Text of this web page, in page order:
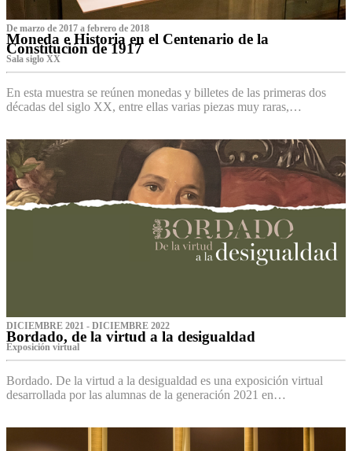
De marzo de 2017 a febrero de 2018
Moneda e Historia en el Centenario de la
Constitución de 1917
Sala siglo XX
En esta muestra se reúnen monedas y billetes de las primeras dos
décadas del siglo XX, entre ellas varias piezas muy raras,…
DICIEMBRE 2021 - DICIEMBRE 2022
Bordado, de la virtud a la desigualdad
Exposición virtual‌
Bordado. De la virtud a la desigualdad es una exposición virtual
desarrollada por las alumnas de la generación 2021 en…